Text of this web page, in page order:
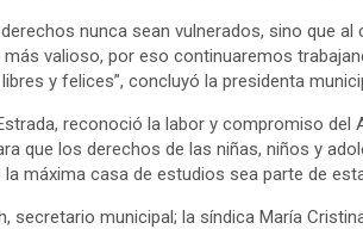
nunca sean vulnerados, sino que al
valioso, por eso continuaremos
y felices”, concluyó la presidenta
reconoció la labor y compromiso del
que los derechos de las niñas, niños y
máxima casa de estudios sea parte de
secretario municipal; la síndica María